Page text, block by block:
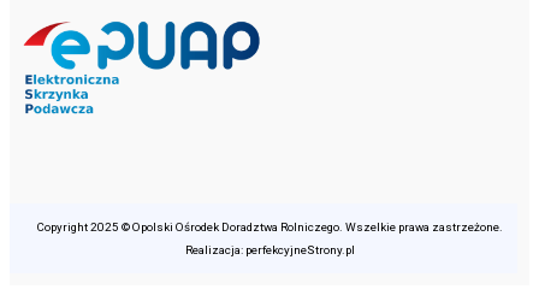
Copyright 2025 © Opolski Ośrodek Doradztwa Rolniczego. Wszelkie prawa zastrzeżone.
Realizacja: perfekcyjneStrony.pl